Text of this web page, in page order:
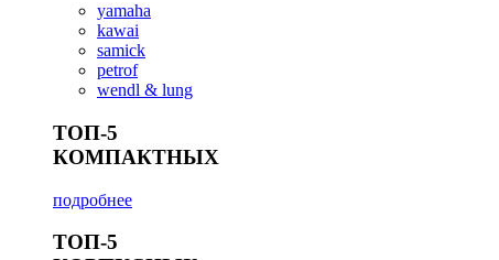
yamaha
kawai
samick
petrof
wendl & lung
ТОП-5
КОМПАКТНЫХ
подробнее
ТОП-5